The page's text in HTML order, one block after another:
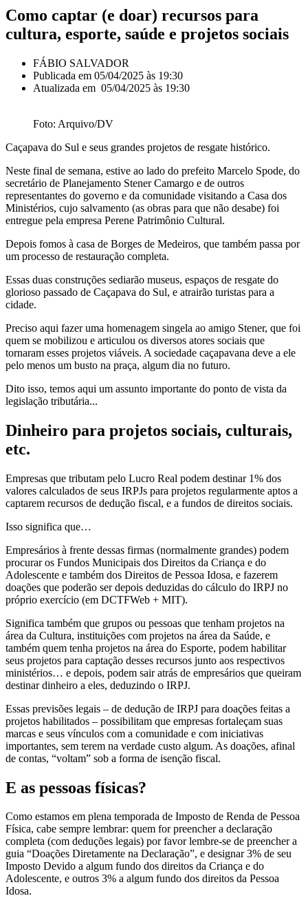
Como captar (e doar) recursos para
cultura, esporte, saúde e projetos sociais
FÁBIO SALVADOR
Publicada em 05/04/2025 às 19:30
Atualizada em 05/04/2025 às 19:30
Foto: Arquivo/DV
Caçapava do Sul e seus grandes projetos de resgate histórico.
Neste final de semana, estive ao lado do prefeito Marcelo Spode, do
secretário de Planejamento Stener Camargo e de outros
representantes do governo e da comunidade visitando a Casa dos
Ministérios, cujo salvamento (as obras para que não desabe) foi
entregue pela empresa Perene Patrimônio Cultural.
Depois fomos à casa de Borges de Medeiros, que também passa por
um processo de restauração completa.
Essas duas construções sediarão museus, espaços de resgate do
glorioso passado de Caçapava do Sul, e atrairão turistas para a
cidade.
Preciso aqui fazer uma homenagem singela ao amigo Stener, que foi
quem se mobilizou e articulou os diversos atores sociais que
tornaram esses projetos viáveis. A sociedade caçapavana deve a ele
pelo menos um busto na praça, algum dia no futuro.
Dito isso, temos aqui um assunto importante do ponto de vista da
legislação tributária...
Dinheiro para projetos sociais, culturais,
etc.
Empresas que tributam pelo Lucro Real podem destinar 1% dos
valores calculados de seus IRPJs para projetos regularmente aptos a
captarem recursos de dedução fiscal, e a fundos de direitos sociais.
Isso significa que…
Empresários à frente dessas firmas (normalmente grandes) podem
procurar os Fundos Municipais dos Direitos da Criança e do
Adolescente e também dos Direitos de Pessoa Idosa, e fazerem
doações que poderão ser depois deduzidas do cálculo do IRPJ no
próprio exercício (em DCTFWeb + MIT).
Significa também que grupos ou pessoas que tenham projetos na
área da Cultura, instituições com projetos na área da Saúde, e
também quem tenha projetos na área do Esporte, podem habilitar
seus projetos para captação desses recursos junto aos respectivos
ministérios… e depois, podem sair atrás de empresários que queiram
destinar dinheiro a eles, deduzindo o IRPJ.
Essas previsões legais – de dedução de IRPJ para doações feitas a
projetos habilitados – possibilitam que empresas fortaleçam suas
marcas e seus vínculos com a comunidade e com iniciativas
importantes, sem terem na verdade custo algum. As doações, afinal
de contas, “voltam” sob a forma de isenção fiscal.
E as pessoas físicas?
Como estamos em plena temporada de Imposto de Renda de Pessoa
Física, cabe sempre lembrar: quem for preencher a declaração
completa (com deduções legais) por favor lembre-se de preencher a
guia “Doações Diretamente na Declaração”, e designar 3% de seu
Imposto Devido a algum fundo dos direitos da Criança e do
Adolescente, e outros 3% a algum fundo dos direitos da Pessoa
Idosa.